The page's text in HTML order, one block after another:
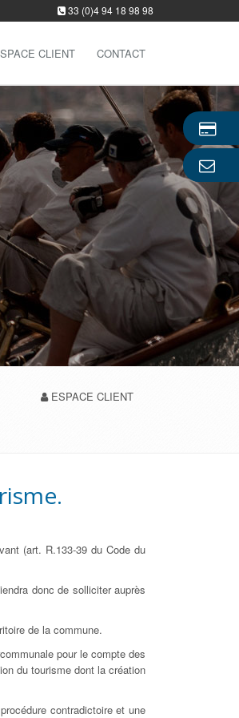
33 (0)4 94 18 98 98
CLIENT CONTACT
ESPACE CLIENT
(art. R.133-39 du Code du
donc de solliciter auprès
de la commune.
pour le compte des
du tourisme dont la création
contradictoire et une